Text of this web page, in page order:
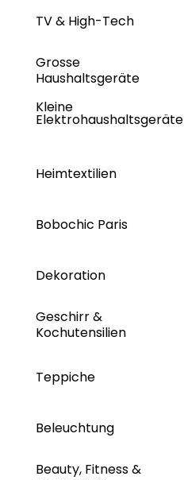
TV & High-Tech
Grosse
Haushaltsgeräte
Kleine
Elektrohaushaltsgeräte
Heimtextilien
Bobochic Paris
Dekoration
Geschirr &
Kochutensilien
Teppiche
Beleuchtung
Beauty, Fitness &